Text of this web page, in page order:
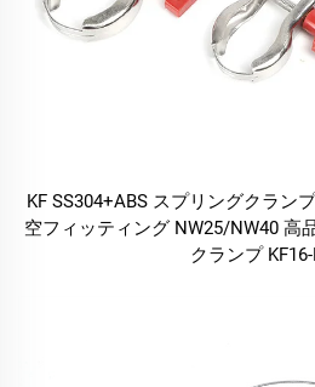
KF SS304+ABS スプリングクラン
空フィッティング NW25/NW40 高
クランプ